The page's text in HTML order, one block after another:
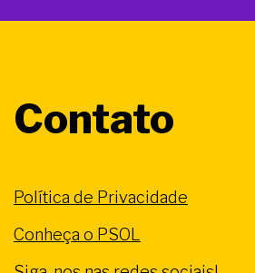
Contato
Política de Privacidade
Conheça o PSOL